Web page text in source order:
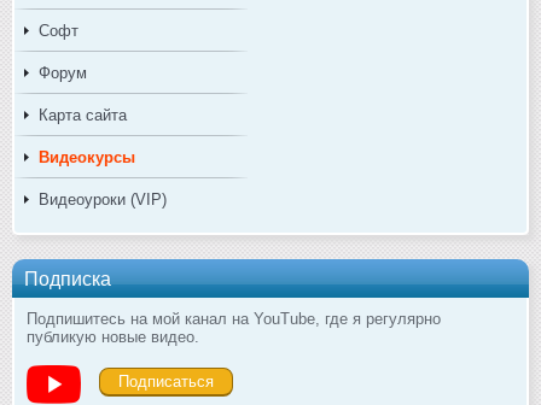
Софт
Форум
Карта сайта
Видеокурсы
Видеоуроки (VIP)
Подписка
Подпишитесь на мой канал на YouTube, где я регулярно
публикую новые видео.
Подписаться